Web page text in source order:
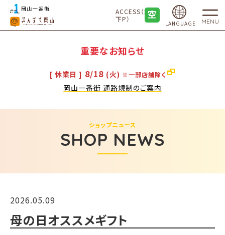
ACCESS（地
下P）
LANGUAGE MENU
重要なお知らせ
[ 休業日 ] 8/18 (火) ※一部店舗除く
岡山一番街 通路規制のご案内
SHOP NEWS
ショップニュース
2026.05.09
母の日オススメギフト